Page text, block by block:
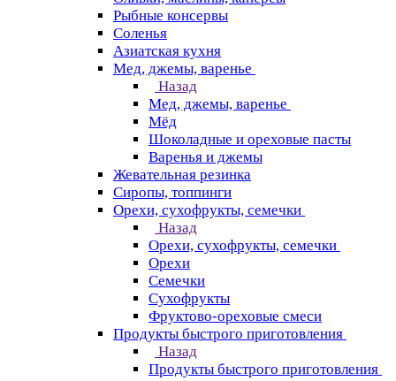
Рыбные консервы
Соленья
Азиатская кухня
Мед, джемы, варенье
Назад
Мед, джемы, варенье
Мёд
Шоколадные и ореховые пасты
Варенья и джемы
Жевательная резинка
Сиропы, топпинги
Орехи, сухофрукты, семечки
Назад
Орехи, сухофрукты, семечки
Орехи
Семечки
Сухофрукты
Фруктово-ореховые смеси
Продукты быстрого приготовления
Назад
Продукты быстрого приготовления